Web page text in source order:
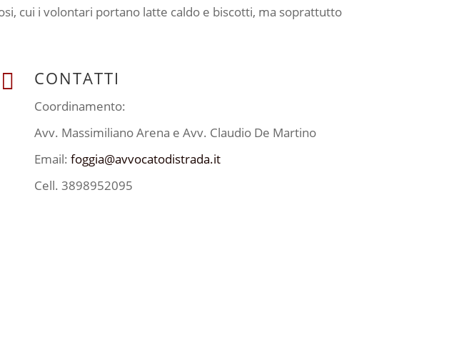
cui i volontari portano latte caldo e biscotti, ma soprattutto
 CONTATTI
Coordinamento:
Avv. Massimiliano Arena e Avv. Claudio De Martino
Email: foggia@avvocatodistrada.it
Cell. 3898952095